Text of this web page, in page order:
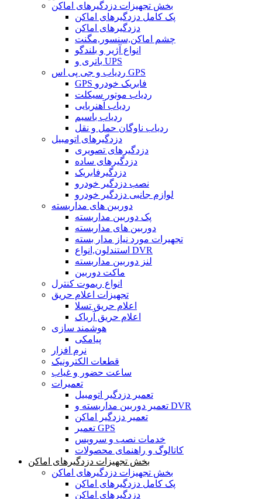
بخش تجهیزات دزدگیرهای اماکن
پک کامل دزدگیرهای اماکن
دزدگیرهای اماکن
چشم اماکن,سنسور,مگنت
انواع آژیر و بلندگو
باتری و UPS
ردیاب و جی پی اس GPS
GPS فابریک خودرو
ردیاب موتور سیکلت
ردیاب آهنربایی
ردیاب باسیم
ردیاب ناوگان حمل و نقل
دزدگیرهای اتومبیل
دزدگیرهای تصویری
دزدگیرهای ساده
دزدگیرفابریک
نصب دزدگیر خودرو
لوازم جانبی دزدگیر خودرو
دوربین های مداربسته
پک دوربین مداربسته
دوربین های مداربسته
تجهیرات مورد نیاز مدار بسته
استندلون,انواع DVR
لنز دوربین مداربسته
ماکت دوربین
انواع ریموت کنترل
تجهیزات اعلام حریق
اعلام حریق تسلا
اعلام حریق آریاک
هوشمند سازی
پیامکی
نرم افزار
قطعات الکترونیک
ساعت حضور و غیاب
تعمیرات
تعمیر دزدگیر اتومبیل
تعمیر دوربین مداربسته و DVR
تعمیر دزدگیر اماکن
تعمیر GPS
خدمات نصب و سرویس
کاتالوگ و راهنمای محصولات
بخش تجهیزات دزدگیرهای اماکن
بخش تجهیزات دزدگیرهای اماکن
پک کامل دزدگیرهای اماکن
دزدگیرهای اماکن